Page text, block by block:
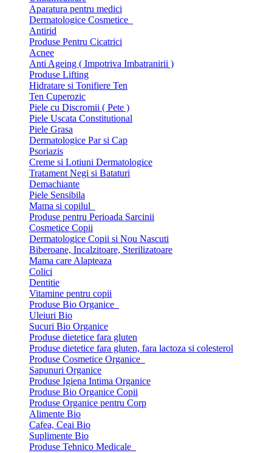
Aparatura pentru medici
Dermatologice Cosmetice
Antirid
Produse Pentru Cicatrici
Acnee
Anti Ageing ( Impotriva Imbatranirii )
Produse Lifting
Hidratare si Tonifiere Ten
Ten Cuperozic
Piele cu Discromii ( Pete )
Piele Uscata Constitutional
Piele Grasa
Dermatologice Par si Cap
Psoriazis
Creme si Lotiuni Dermatologice
Tratament Negi si Bataturi
Demachiante
Piele Sensibila
Mama si copilul
Produse pentru Perioada Sarcinii
Cosmetice Copii
Dermatologice Copii si Nou Nascuti
Biberoane, Incalzitoare, Sterilizatoare
Mama care Alapteaza
Colici
Dentitie
Vitamine pentru copii
Produse Bio Organice
Uleiuri Bio
Sucuri Bio Organice
Produse dietetice fara gluten
Produse dietetice fara gluten, fara lactoza si colesterol
Produse Cosmetice Organice
Sapunuri Organice
Produse Igiena Intima Organice
Produse Bio Organice Copii
Produse Organice pentru Corp
Alimente Bio
Cafea, Ceai Bio
Suplimente Bio
Produse Tehnico Medicale